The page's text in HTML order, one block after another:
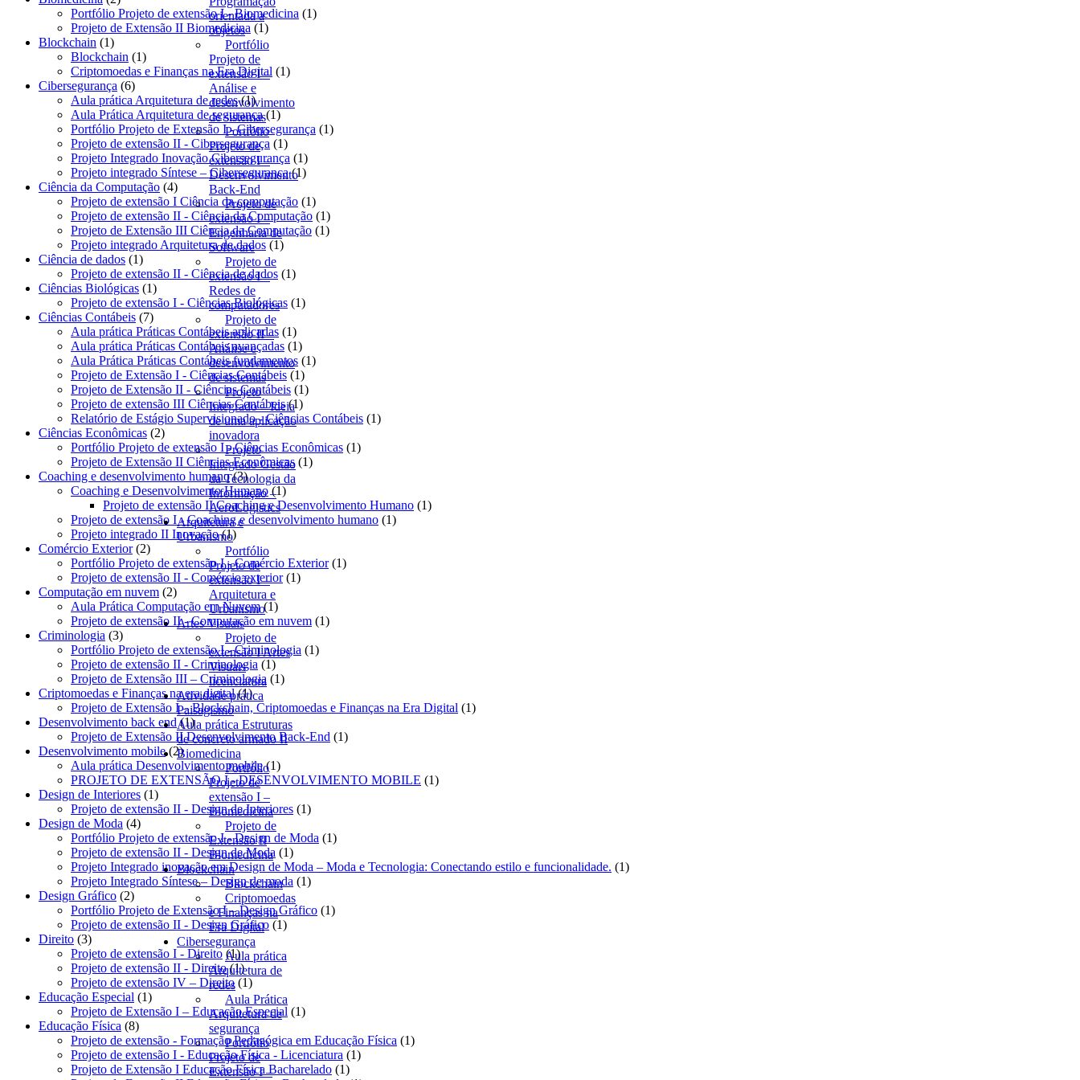
orientada a
objetos
Portfólio
Projeto de
extensão I –
Análise e
desenvolvimento
de sistemas
Portfólio
Projeto de
extensão I –
Desenvolvimento
Back-End
Projeto de
extensão I –
Engenharia de
Software
Projeto de
extensão I –
Redes de
computadores
Projeto de
extensão II –
Análise e
desenvolvimento
de sistemas
Projeto
Integrado – Ideia
de uma aplicação
inovadora
Projeto
Integrado Gestão
da Tecnologia da
Informação –
AeroLogistics
Arquitetura e
Urbanismo
Portfólio
Projeto de
extensão I –
Arquitetura e
Urbanismo
Artes Visuais
Projeto de
extensão I Artes
Visuais
licenciatura
Atividade prática
Paisagismo
Aula prática Estruturas
de concreto armado II
Biomedicina
Portfólio
Projeto de
extensão I –
Biomedicina
Projeto de
Extensão II
Biomedicina
Blockchain
Blockchain
Criptomoedas
e Finanças na
Era Digital
Cibersegurança
Aula prática
Arquitetura de
redes
Aula Prática
Arquitetura de
segurança
Portfólio
Projeto de
Extensão I –
produtos
Portfólio Projeto de extensão I - Biomedicina 11
Projeto de Extensão II Biomedicina 11
produto
Blockchain 11
produto
Blockchain 11
produto
Criptomoedas e Finanças na Era Digital 11
Cibersegurança 66
produtos
Aula prática Arquitetura de redes 11
produto
Aula Prática Arquitetura de segurança 11
produto
Portfólio Projeto de Extensão I - Cibersegurança 11
Projeto de extensão II - Cibersegurança 11
produto
Projeto Integrado Inovação Cibersegurança 11
produto
Projeto integrado Síntese – Cibersegurança 11
Ciência da Computação 44
produtos
Projeto de extensão I Ciência da computação 11
produto
Projeto de extensão II - Ciência da Computação 11
produto
Projeto de Extensão III Ciência da Computação 11
Projeto integrado Arquitetura de dados 11
Ciência de dados 11
produto
Projeto de extensão II - Ciência de dados 11
Ciências Biológicas 11
produto
Projeto de extensão I - Ciências Biológicas 11
Ciências Contábeis 77
produtos
Aula prática Práticas Contábeis aplicadas 11
produto
Aula prática Práticas Contábeis avançadas 11
produto
Aula Prática Práticas Contábeis fundamentos 11
Projeto de Extensão I - Ciências Contábeis 11
produto
Projeto de Extensão II - Ciências Contábeis 11
Projeto de extensão III Ciências Contábeis 11
produto
Relatório de Estágio Supervisionado - Ciências Contábeis 11
Ciências Econômicas 22
produtos
Portfólio Projeto de extensão I - Ciências Econômicas 11
Projeto de Extensão II Ciências Econômicas 11
Coaching e desenvolvimento humano 33
produtos
Coaching e Desenvolvimento Humano 11
produto
Projeto de extensão II Coaching e Desenvolvimento Humano 11
Projeto de extensão I - Coaching e desenvolvimento humano 11
Projeto integrado II Inovação 11
produto
Comércio Exterior 22
produtos
Portfólio Projeto de extensão I - Comércio Exterior 11
Projeto de extensão II - Comércio exterior 11
Computação em nuvem 22
produtos
Aula Prática Computação em Nuvem 11
produto
Projeto de extensão II - Computação em nuvem 11
Criminologia 33
produtos
Portfólio Projeto de extensão I - Criminologia 11
Projeto de extensão II - Criminologia 11
produto
Projeto de Extensão III – Criminologia 11
Criptomoedas e Finanças na era digital 11
produto
Projeto de Extensão I – Blockchain, Criptomoedas e Finanças na Era Digital 11
Desenvolvimento back end 11
produto
Projeto de Extensão II Desenvolvimento Back-End 11
Desenvolvimento mobile 22
produtos
Aula prática Desenvolvimento mobile 11
produto
PROJETO DE EXTENSÃO I - DESENVOLVIMENTO MOBILE 11
Design de Interiores 11
produto
Projeto de extensão II - Design de Interiores 11
Design de Moda 44
produtos
Portfólio Projeto de extensão I - Design de Moda 11
Projeto de extensão II - Design de Moda 11
produto
Projeto Integrado inovação em Design de Moda – Moda e Tecnologia: Conectando estilo e funcionalidade. 11
Projeto Integrado Síntese – Design de moda 11
Design Gráfico 22
produtos
Portfólio Projeto de Extensão I – Design Gráfico 11
Projeto de extensão II - Design Gráfico 11
Direito 33
produtos
Projeto de extensão I - Direito 11
produto
Projeto de extensão II - Direito 11
produto
Projeto de extensão IV – Direito 11
produto
Educação Especial 11
produto
Projeto de Extensão I – Educação Especial 11
Educação Física 88
produtos
Projeto de extensão - Formação Pedagógica em Educação Física 11
Projeto de extensão I - Educação Física - Licenciatura 11
Projeto de Extensão I Educação Física Bacharelado 11